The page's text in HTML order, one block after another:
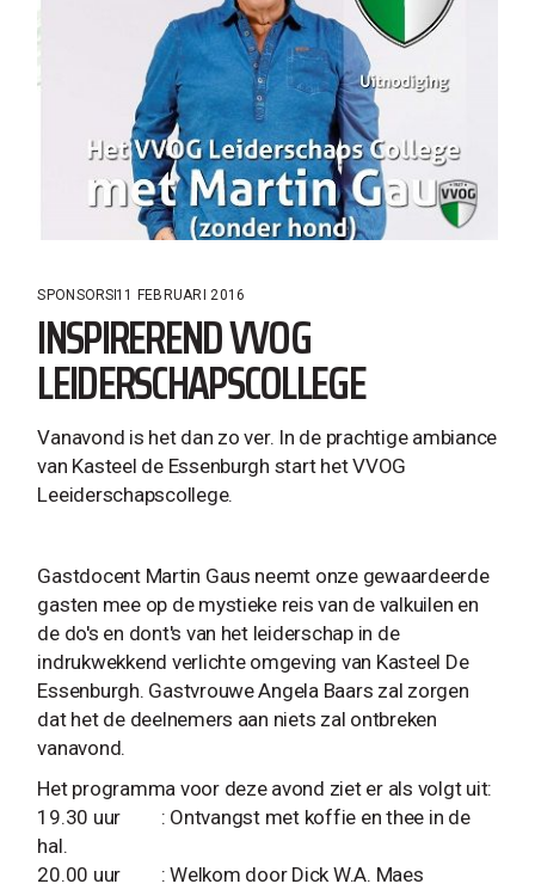
SPONSORS 11 FEBRUARI 2016
INSPIREREND VVOG
LEIDERSCHAPSCOLLEGE
Vanavond is het dan zo ver. In de prachtige ambiance
van Kasteel de Essenburgh start het VVOG
Leeiderschapscollege.
Gastdocent Martin Gaus neemt onze gewaardeerde
gasten mee op de mystieke reis van de valkuilen en
de do's en dont's van het leiderschap in de
indrukwekkend verlichte omgeving van Kasteel De
Essenburgh. Gastvrouwe Angela Baars zal zorgen
dat het de deelnemers aan niets zal ontbreken
vanavond.
Het programma voor deze avond ziet er als volgt uit:
19.30 uur : Ontvangst met koffie en thee in de
hal.
20.00 uur : Welkom door Dick W.A. Maes